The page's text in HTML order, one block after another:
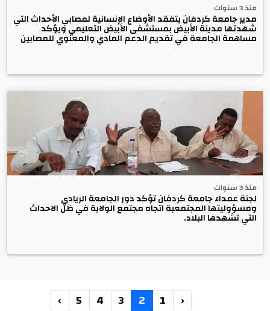
منذ 3 سنوات
مدير جامعة كردفان يتفقد الأوضاع الإنسانية لمصابي الأحداث التي
شهدتها مدينة الأبيض بمستشفى الأبيض التعليمي ويؤكد
مساهمة الجامعة في تقديم الدعم المادي والمعنوي للمصابين
منذ 3 سنوات
لجنة عمداء جامعة كردفان تؤكد دور الجامعة الريادي
ومسؤوليتها المجتمعبة اتجاه مجتمع الولاية في ظل الاحداث
التي تشهدها البلاد.
‹
1
2
3
4
5
›